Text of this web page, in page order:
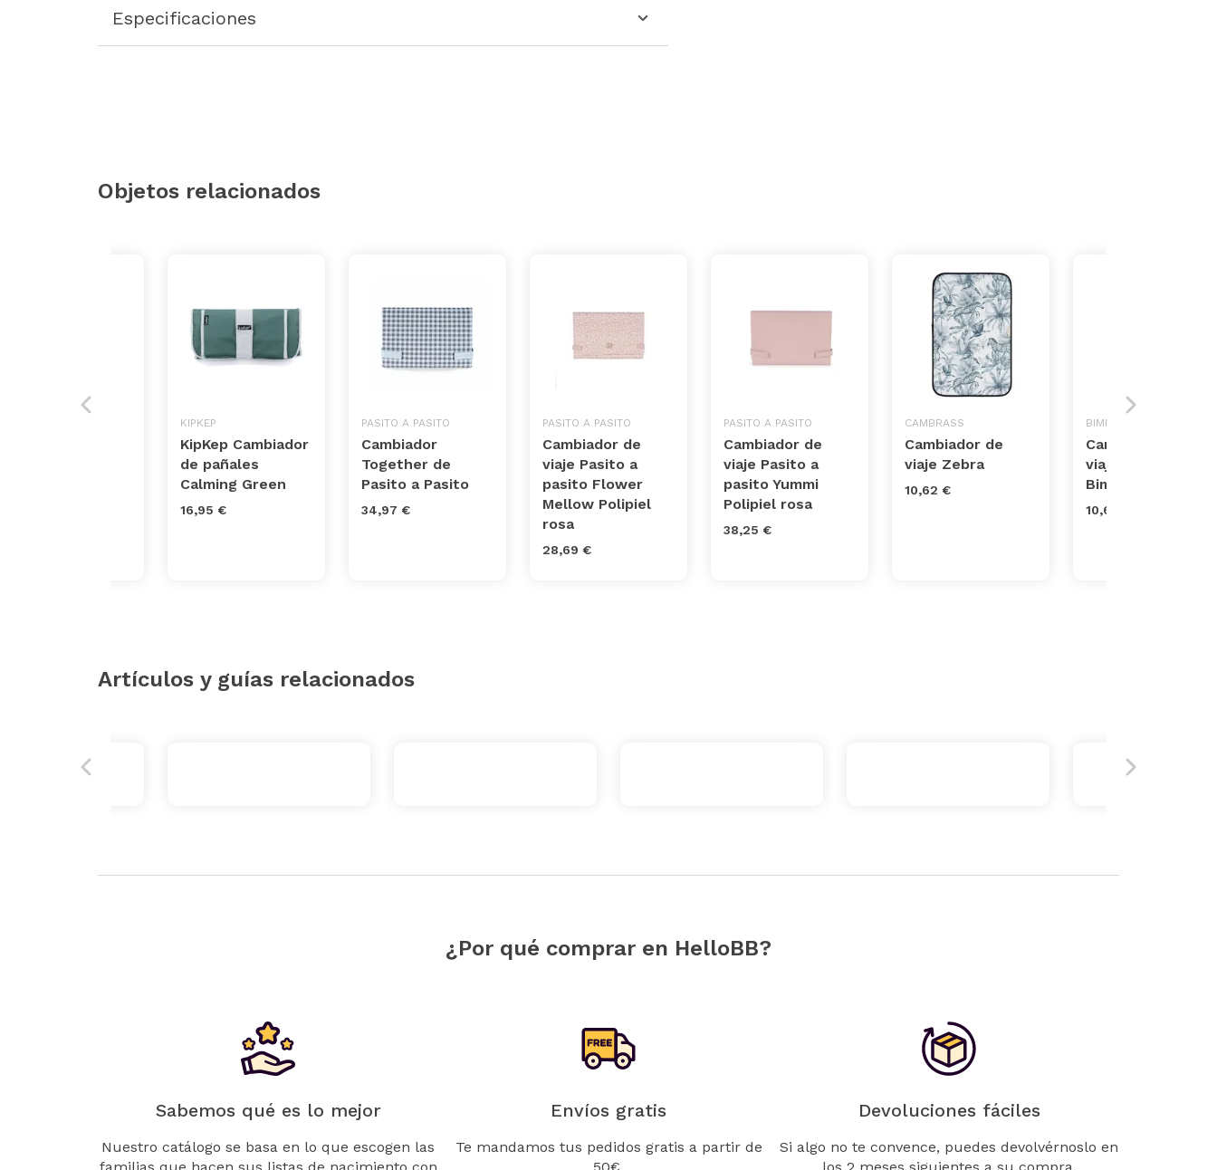
Especificaciones
Objetos relacionados
KIPKEP
KipKep Cambiador
de pañales
Calming Green
16,95 €
PASITO A PASITO
Cambiador
Together de
Pasito a Pasito
34,97 €
PASITO A PASITO
Cambiador de
viaje Pasito a
pasito Flower
Mellow Polipiel
rosa
28,69 €
PASITO A PASITO
Cambiador de
viaje Pasito a
pasito Yummi
Polipiel rosa
38,25 €
CAMBRASS
Cambiador de
viaje Zebra
10,62 €
BIMBICASUAL
Cambiador de
viaje África de
Bimbidreams
10,62 €
Artículos y guías relacionados
¿Por qué comprar en HelloBB?
Sabemos qué es lo mejor
Nuestro catálogo se basa en lo que escogen las
Envíos gratis
Te mandamos tus pedidos gratis a partir de
Devoluciones fáciles
Si algo no te convence, puedes devolvérnoslo en